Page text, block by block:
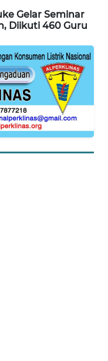
Gelar Seminar
Diikuti 460 Guru